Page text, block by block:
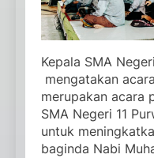
Kepala SMA
mengatakan
merupakan acara
SMA Negeri 11
untuk
baginda Nabi